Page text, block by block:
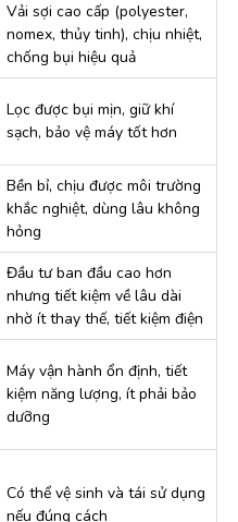
Vải sợi cao cấp (polyester,
nomex, thủy tinh), chịu nhiệt,
chống bụi hiệu quả
Lọc được bụi mịn, giữ khí
sạch, bảo vệ máy tốt hơn
Bền bỉ, chịu được môi trường
khắc nghiệt, dùng lâu không
hỏng
Đầu tư ban đầu cao hơn
nhưng tiết kiệm về lâu dài
nhờ ít thay thế, tiết kiệm điện
Máy vận hành ổn định, tiết
kiệm năng lượng, ít phải bảo
dưỡng
Có thể vệ sinh và tái sử dụng
nếu đúng cách